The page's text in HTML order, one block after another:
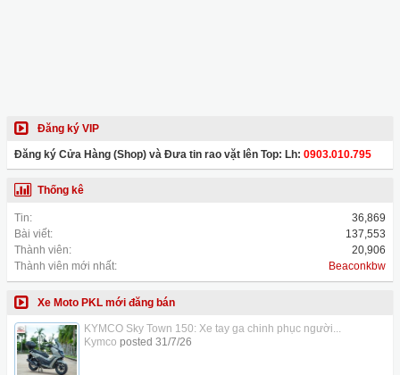
Đăng ký VIP
Đăng ký Cửa Hàng (Shop) và Đưa tin rao vặt lên Top: Lh: 0903.010.795
Thống kê
Tin:
36,869
Bài viết:
137,553
Thành viên:
20,906
Thành viên mới nhất:
Beaconkbw
Xe Moto PKL mới đăng bán
KYMCO Sky Town 150: Xe tay ga chinh phục người...
Kymco posted 31/7/26